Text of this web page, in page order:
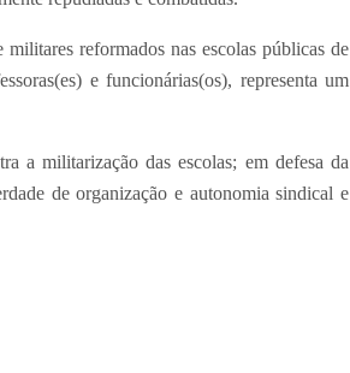
reformados nas escolas públicas de
e funcionárias(os), representa um
militarização das escolas; em defesa da
de organização e autonomia sindical e